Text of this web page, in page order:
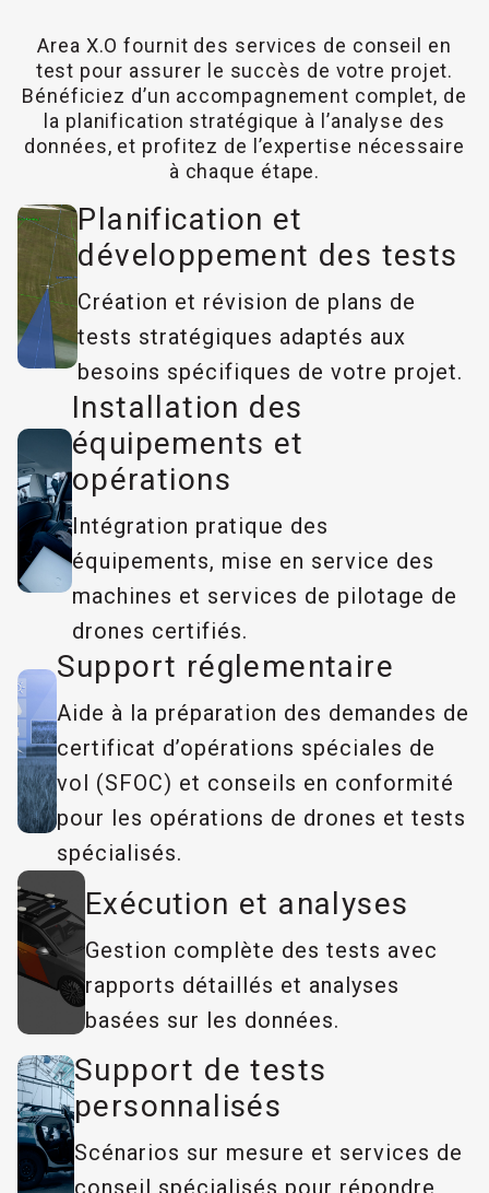
Area X.O fournit des services de conseil en
test pour assurer le succès de votre projet.
Bénéficiez d’un accompagnement complet, de
la planification stratégique à l’analyse des
données, et profitez de l’expertise nécessaire
à chaque étape.
Planification et
développement des tests
Création et révision de plans de
tests stratégiques adaptés aux
besoins spécifiques de votre projet.
Installation des
équipements et
opérations
Intégration pratique des
équipements, mise en service des
machines et services de pilotage de
drones certifiés.
Support réglementaire
Aide à la préparation des demandes de
certificat d’opérations spéciales de
vol (SFOC) et conseils en conformité
pour les opérations de drones et tests
spécialisés.
Exécution et analyses
Gestion complète des tests avec
rapports détaillés et analyses
basées sur les données.
Support de tests
personnalisés
Scénarios sur mesure et services de